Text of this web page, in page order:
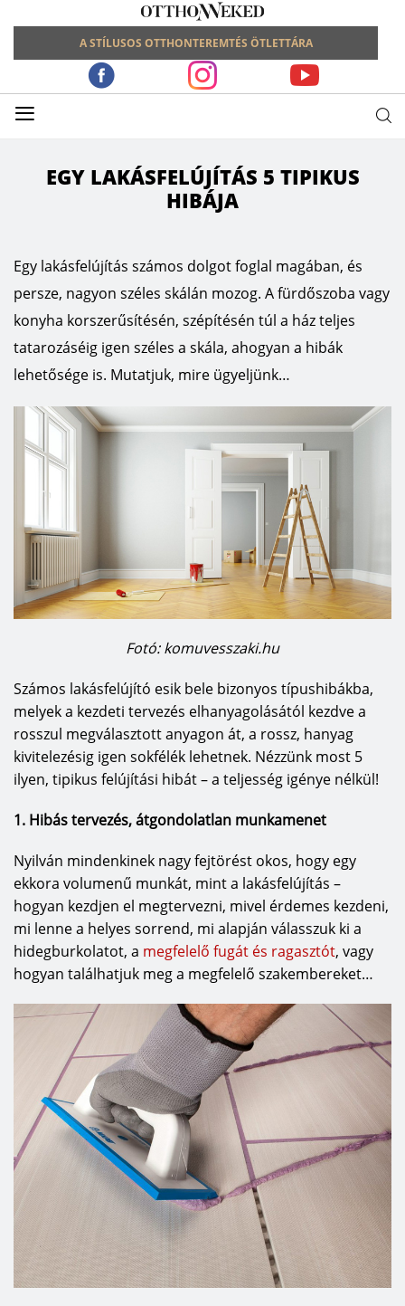
A STÍLUSOS OTTHONTEREMTÉS ÖTLETTÁRA
≡
EGY LAKÁSFELÚJÍTÁS 5 TIPIKUS
HIBÁJA
Egy lakásfelújítás számos dolgot foglal magában, és
persze, nagyon széles skálán mozog. A fürdőszoba vagy
konyha korszerűsítésén, szépítésén túl a ház teljes
tatarozáséig igen széles a skála, ahogyan a hibák
lehetősége is. Mutatjuk, mire ügyeljünk…
Fotó: komuvesszaki.hu
Számos lakásfelújító esik bele bizonyos típushibákba,
melyek a kezdeti tervezés elhanyagolásától kezdve a
rosszul megválasztott anyagon át, a rossz, hanyag
kivitelezésig igen sokfélék lehetnek. Nézzünk most 5
ilyen, tipikus felújítási hibát – a teljesség igénye nélkül!
1. Hibás tervezés, átgondolatlan munkamenet
Nyilván mindenkinek nagy fejtörést okos, hogy egy
ekkora volumenű munkát, mint a lakásfelújítás –
hogyan kezdjen el megtervezni, mivel érdemes kezdeni,
mi lenne a helyes sorrend, mi alapján válasszuk ki a
hidegburkolatot, a megfelelő fugát és ragasztót, vagy
hogyan találhatjuk meg a megfelelő szakembereket…